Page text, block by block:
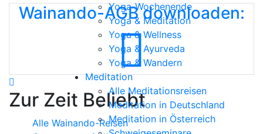
Yoga-Wochenende
Yoga & Meditation
Yoga & Wellness
Yoga & Ayurveda
Yoga & Wandern
Meditation
Alle Meditationsreisen
Meditation in Deutschland
Meditation in Österreich
Wainando-AGB downloaden:
Zur Zeit Beliebt
Alle Wainando-Reisen